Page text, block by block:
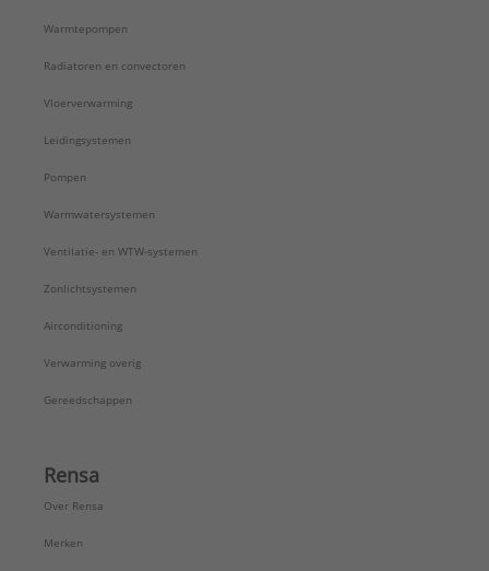
Warmtepompen
Radiatoren en convectoren
Vloerverwarming
Leidingsystemen
Pompen
Warmwatersystemen
Ventilatie- en WTW-systemen
Zonlichtsystemen
Airconditioning
Verwarming overig
Gereedschappen
Rensa
Over Rensa
Merken